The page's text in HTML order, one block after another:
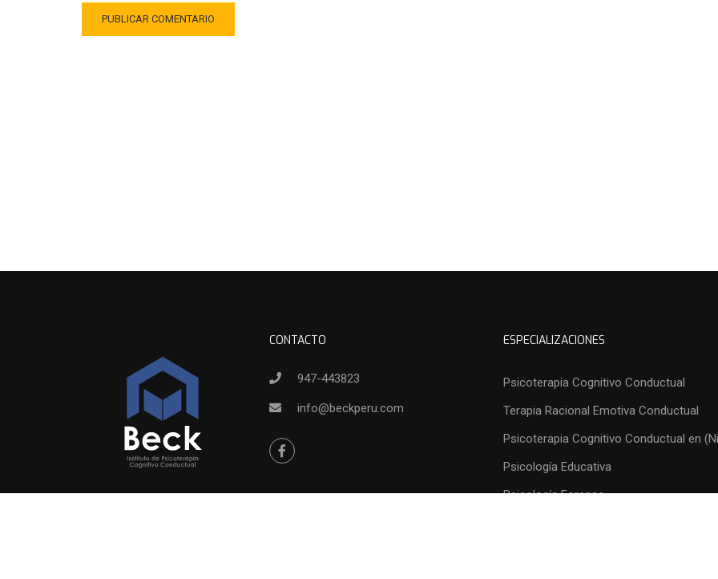
CONTACTO
947-443823
info@beckperu.com
ESPECIALIZACIONES
Psicoterapia Cognitivo Conductual
Terapia Racional Emotiva Conductual
Psicoterapia Cognitivo Conductual en
Psicología Educativa
Psicología Forense